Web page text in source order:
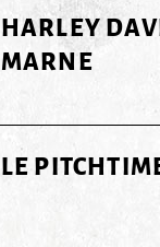
HARLEY
MARNE
LE